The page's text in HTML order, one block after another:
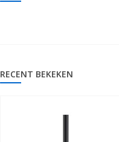
RECENT BEKEKEN